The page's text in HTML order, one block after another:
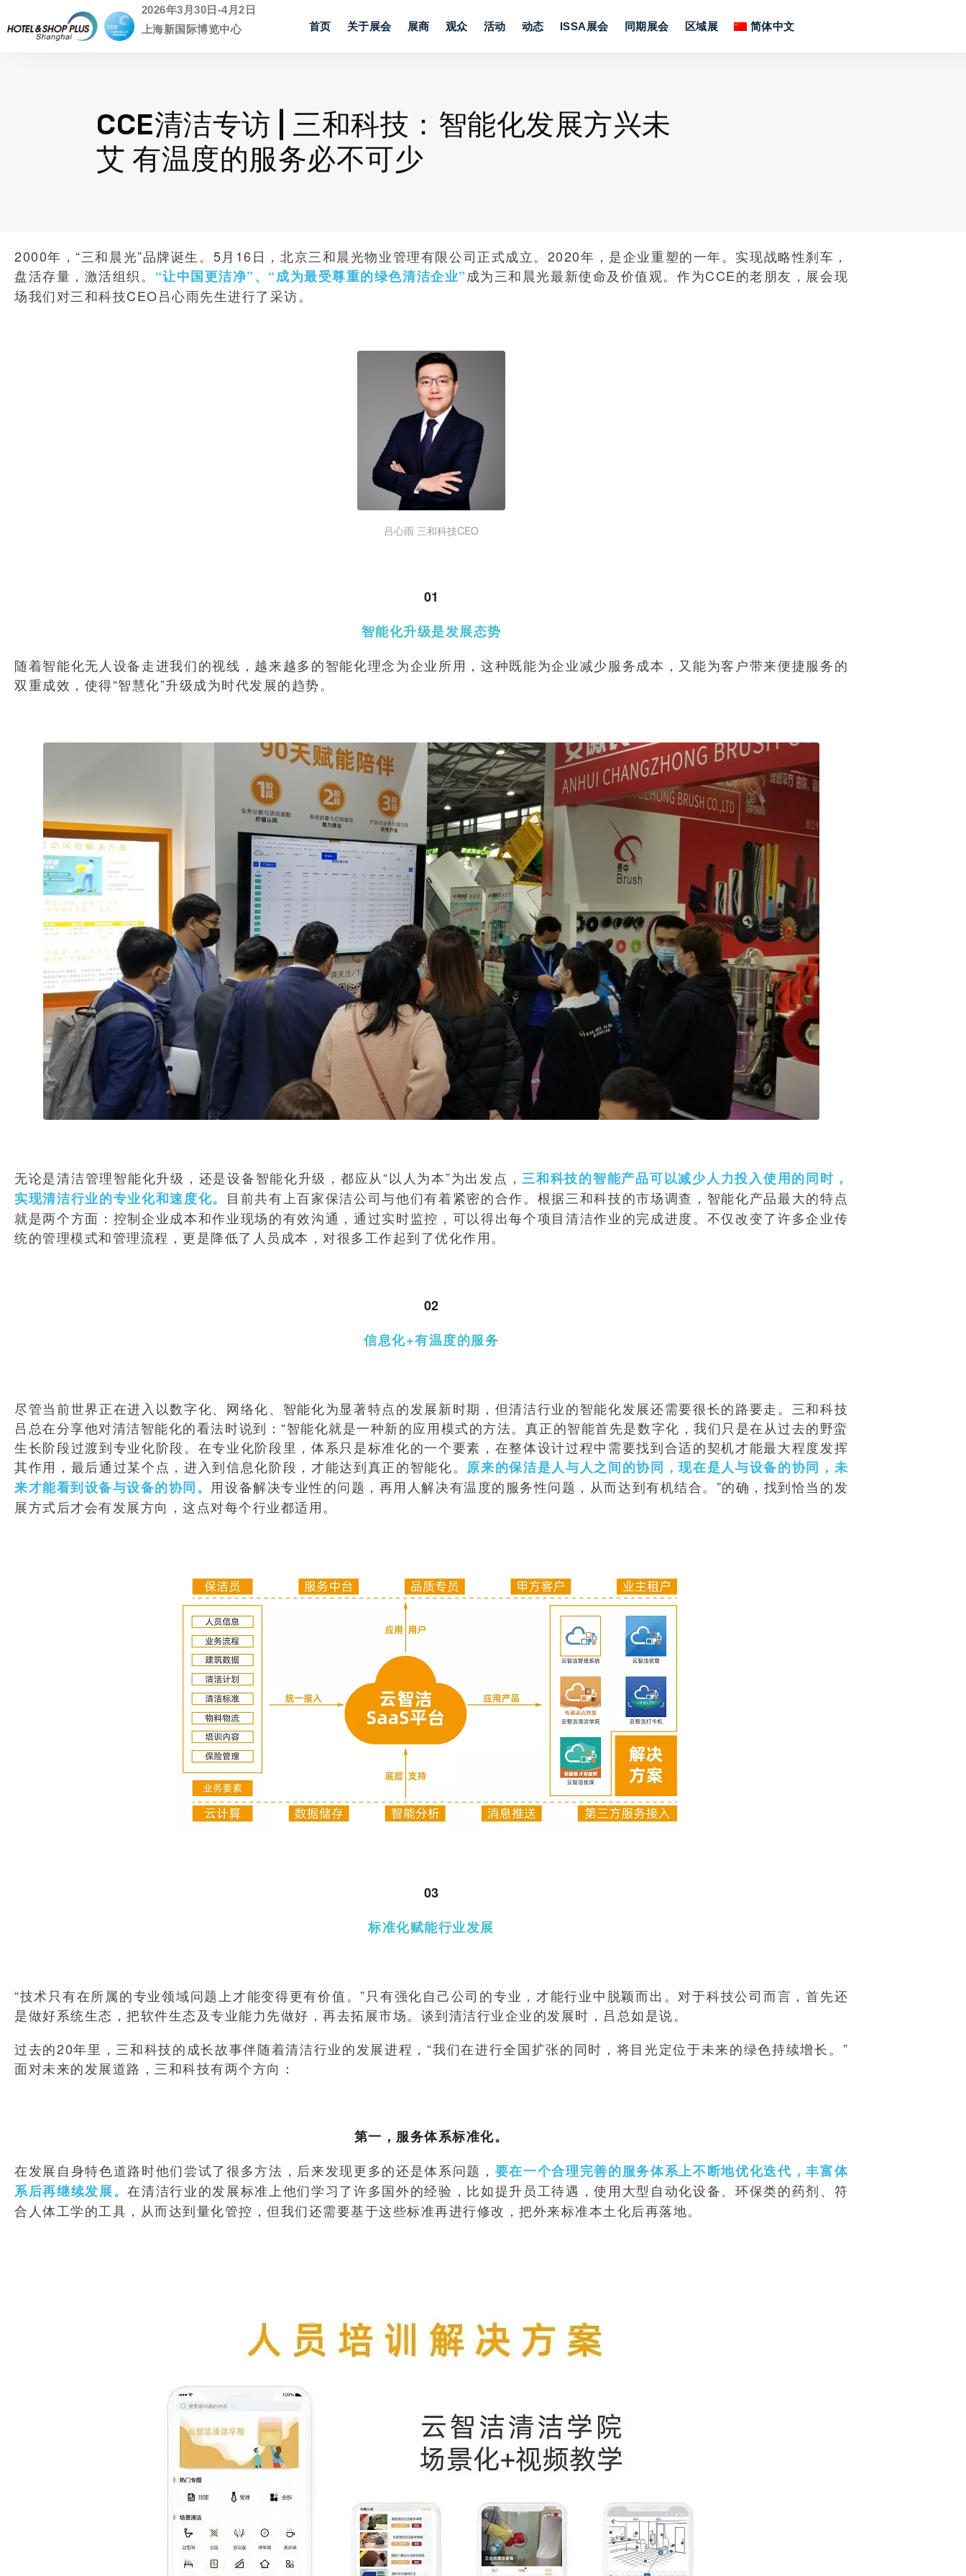
2026年3月30日-4月2日
上海新国际博览中心
首页 关于展会 展商 观众 活动 动态 ISSA展会 同期展会 区域展 简体中文
CCE清洁专访 | 三和科技：智能化发展方兴未
艾 有温度的服务必不可少
2000年，“三和晨光”品牌诞生。5月16日，北京三和晨光物业管理有限公司正式成立。2020年，是企业重塑的一年。实现战略性刹车，
盘活存量，激活组织。 “让中国更洁净”、“成为最受尊重的绿色清洁企业”成为三和晨光最新使命及价值观。作为CCE的老朋友，展会现
场我们对三和科技CEO吕心雨先生进行了采访。
吕心雨 三和科技CEO
01
智能化升级是发展态势
随着智能化无人设备走进我们的视线，越来越多的智能化理念为企业所用，这种既能为企业减少服务成本，又能为客户带来便捷服务的
双重成效，使得“智慧化”升级成为时代发展的趋势。
无论是清洁管理智能化升级，还是设备智能化升级，都应从“以人为本”为出发点， 三和科技的智能产品可以减少人力投入使用的同时，
实现清洁行业的专业化和速度化。 目前共有上百家保洁公司与他们有着紧密的合作。根据三和科技的市场调查，智能化产品最大的特点
就是两个方面：控制企业成本和作业现场的有效沟通，通过实时监控，可以得出每个项目清洁作业的完成进度。不仅改变了许多企业传
统的管理模式和管理流程，更是降低了人员成本，对很多工作起到了优化作用。
02
信息化+有温度的服务
尽管当前世界正在进入以数字化、网络化、智能化为显著特点的发展新时期，但清洁行业的智能化发展还需要很长的路要走。三和科技
吕总在分享他对清洁智能化的看法时说到：“智能化就是一种新的应用模式的方法。真正的智能首先是数字化，我们只是在从过去的野蛮
生长阶段过渡到专业化阶段。在专业化阶段里，体系只是标准化的一个要素，在整体设计过程中需要找到合适的契机才能最大程度发挥
其作用，最后通过某个点，进入到信息化阶段，才能达到真正的智能化。 原来的保洁是人与人之间的协同，现在是人与设备的协同，未
来才能看到设备与设备的协同。 用设备解决专业性的问题，再用人解决有温度的服务性问题，从而达到有机结合。”的确，找到恰当的发
展方式后才会有发展方向，这点对每个行业都适用。
03
标准化赋能行业发展
“技术只有在所属的专业领域问题上才能变得更有价值。”只有强化自己公司的专业，才能行业中脱颖而出。对于科技公司而言，首先还
是做好系统生态，把软件生态及专业能力先做好，再去拓展市场。谈到清洁行业企业的发展时，吕总如是说。
过去的20年里，三和科技的成长故事伴随着清洁行业的发展进程，“我们在进行全国扩张的同时，将目光定位于未来的绿色持续增长。”
面对未来的发展道路，三和科技有两个方向：
第一，服务体系标准化。
在发展自身特色道路时他们尝试了很多方法，后来发现更多的还是体系问题， 要在一个合理完善的服务体系上不断地优化迭代，丰富体
系后再继续发展。在清洁行业的发展标准上他们学习了许多国外的经验，比如提升员工待遇，使用大型自动化设备、环保类的药剂、符
合人体工学的工具，从而达到量化管控，但我们还需要基于这些标准再进行修改，把外来标准本土化后再落地。